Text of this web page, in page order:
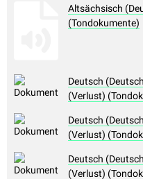
Altsächsisch
(Tondokumente)
Deutsch
(Verlust)
Deutsch
(Verlust)
Deutsch
(Verlust)